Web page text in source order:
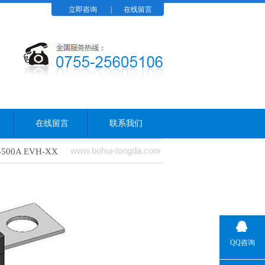
立即咨询 在线留言
在线留言 联系我们
EVH-XX www.bohui-tongda.com
QQ咨询